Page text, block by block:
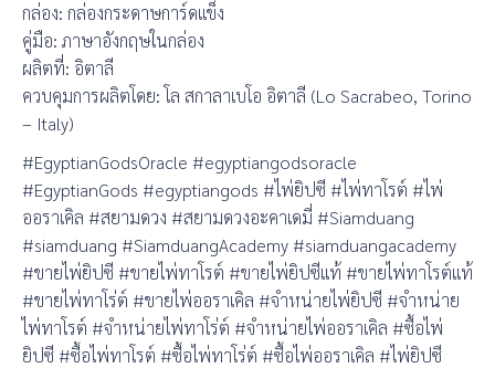
กล่อง: กล่องกระดาษการ์ดแข็ง
คู่มือ: ภาษาอังกฤษในกล่อง
ผลิตที่: อิตาลี
ควบคุมการผลิตโดย: โล สกาลาเบโอ อิตาลี (Lo Sacrabeo, Torino
– Italy)
#EgyptianGodsOracle #egyptiangodsoracle
#EgyptianGods #egyptiangods #ไพ่ยิปซี #ไพ่ทาโรต์ #ไพ่
ออราเคิล #สยามดวง #สยามดวงอะคาเดมี่ #Siamduang
#siamduang #SiamduangAcademy #siamduangacademy
#ขายไพ่ยิปซี #ขายไพ่ทาโรต์ #ขายไพ่ยิปซีแท้ #ขายไพ่ทาโรต์แท้
#ขายไพ่ทาโร่ต์ #ขายไพ่ออราเคิล #จำหน่ายไพ่ยิปซี #จำหน่าย
ไพ่ทาโรต์ #จำหน่ายไพ่ทาโร่ต์ #จำหน่ายไพ่ออราเคิล #ซื้อไพ่
ยิปซี #ซื้อไพ่ทาโรต์ #ซื้อไพ่ทาโร่ต์ #ซื้อไพ่ออราเคิล #ไพ่ยิปซี